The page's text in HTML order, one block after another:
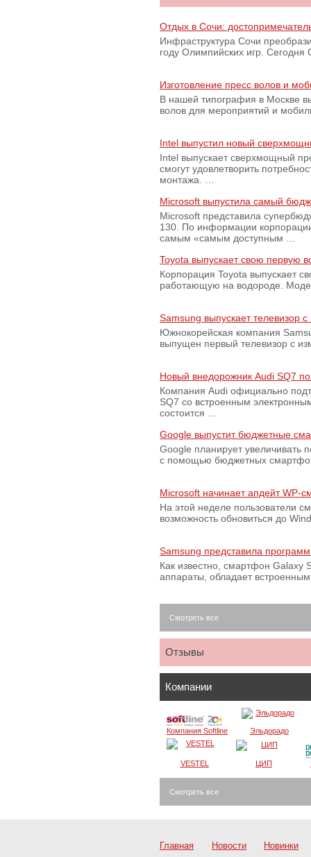
Отдых в Сочи:
Инфраструктура Сочи
году Олимпийских игр.
Изготовление пресс волов и
В нашей типография в Москве
волов для мероприятий и
Intel выпустил новый
Intel выпускает сверхмощный
смогут удовлетворить
монтажа. …
Microsoft выпустила самый
Microsoft представила
130. По информации
самым «самым доступным …
Toyota выпускает свою первую
Корпорация Toyota выпускает
работающую на водороде.
Samsung выпускает телевизор
Южнокорейская компания
выпущен первый телевизор с
Новый внедорожник Audi SQ7
Компания Audi официально
SQ7 со встроенным
состоится …
Google выпустит бюджетные
Google планирует увеличивать
с помощью бюджетных
Microsoft начинает апдейт WP-
На этой неделе пользователи
возможность обновиться до
Samsung представила
Как известно, смартфон Galaxy
аппараты, обладает
Смотреть все
Отзывы
Компании
Компания Softline Эльдорадо
VESTEL ЦИП
Смотреть все
Главная Новости
Новинки